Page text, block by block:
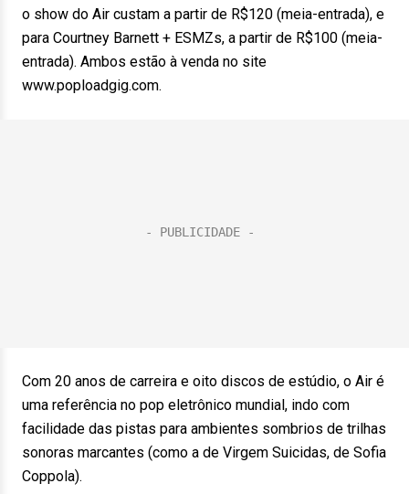
o show do Air custam a partir de R$120 (meia-entrada), e
para Courtney Barnett + ESMZs, a partir de R$100 (meia-
entrada). Ambos estão à venda no site
www.poploadgig.com.
Com 20 anos de carreira e oito discos de estúdio, o Air é
uma referência no pop eletrônico mundial, indo com
facilidade das pistas para ambientes sombrios de trilhas
sonoras marcantes (como a de Virgem Suicidas, de Sofia
Coppola).